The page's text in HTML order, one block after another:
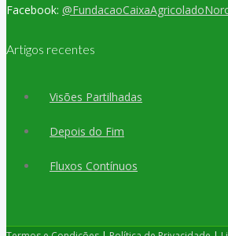
Facebook:
Artigos recentes
Visões Partilhadas
Depois do Fim
Fluxos Contínuos